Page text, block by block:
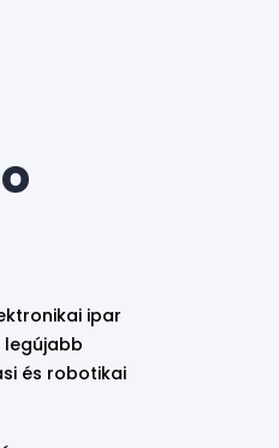
ipar
legújabb
és robotikai